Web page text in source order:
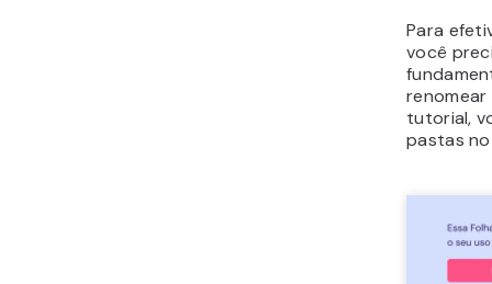
Para
você
tutorial,
pastas no